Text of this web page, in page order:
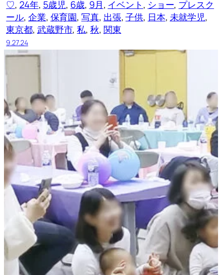
♡, 24年, 5歳児, 6歳, 9月, イベント, ショー, プレスク
ール, 企業, 保育園, 写真, 出張, 子供, 日本, 未就学児
東京都, 武蔵野市, 私, 秋, 関東
9.27.24